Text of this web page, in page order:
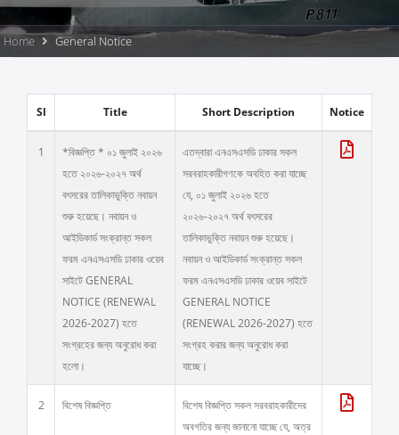
Home General Notice
Sl Title Short Description Notice
1
*বিজ্ঞপ্তি * ০১ জুলাই ২০২৬
হতে ২০২৬-২০২৭ অর্থ
বৎসরের তালিকাভুক্তি নবায়ন
শুরু হয়েছে। নবায়ন ও
আইডিকার্ড সংক্রান্ত সকল
ফরম এনএসএসডি ঢাকার ওয়েব
সাইটে GENERAL
NOTICE (RENEWAL
2026-2027) হতে
সংগ্রহের জন্য অনুরোধ করা
হলো।
এতদ্বারা এনএসএসডি ঢাকার সকল
সরবরাহকারীগণকে অবহিত করা যাচ্ছে
যে, ০১ জুলাই ২০২৬ হতে
২০২৬-২০২৭ অর্থ বৎসরের
তালিকাভুক্তি নবায়ন শুরু হয়েছে।
নবায়ন ও আইডিকার্ড সংক্রান্ত সকল
ফরম এনএসএসডি ঢাকার ওয়েব সাইটে
GENERAL NOTICE
(RENEWAL 2026-2027) হতে
সংগ্রহ করার জন্য অনুরোধ করা
যাচ্ছে।
2 বিশেষ বিজ্ঞপ্তি
বিশেষ বিজ্ঞপ্তি সকল সরবরাহকারীদের
অবগতির জন্য জানানো যাচ্ছে যে, অত্র